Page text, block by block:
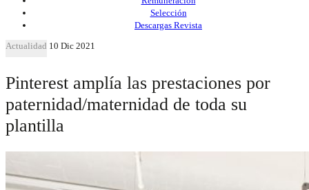
Selección
Descargas Revista
Actualidad 10 Dic 2021
Pinterest amplía las prestaciones por
paternidad/maternidad de toda su
plantilla